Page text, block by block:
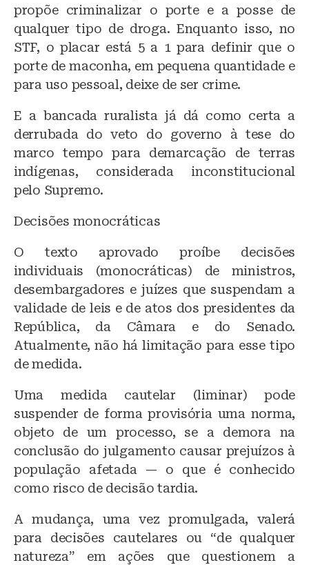
propõe criminalizar o porte e a posse de
qualquer tipo de droga. Enquanto isso, no
STF, o placar está 5 a 1 para definir que o
porte de maconha, em pequena quantidade e
para uso pessoal, deixe de ser crime.
E a bancada ruralista já dá como certa a
derrubada do veto do governo à tese do
marco tempo para demarcação de terras
indígenas, considerada inconstitucional
pelo Supremo.
Decisões monocráticas
O texto aprovado proíbe decisões
individuais (monocráticas) de ministros,
desembargadores e juízes que suspendam a
validade de leis e de atos dos presidentes da
República, da Câmara e do Senado.
Atualmente, não há limitação para esse tipo
de medida.
Uma medida cautelar (liminar) pode
suspender de forma provisória uma norma,
objeto de um processo, se a demora na
conclusão do julgamento causar prejuízos à
população afetada — o que é conhecido
como risco de decisão tardia.
A mudança, uma vez promulgada, valerá
para decisões cautelares ou “de qualquer
natureza” em ações que questionem a